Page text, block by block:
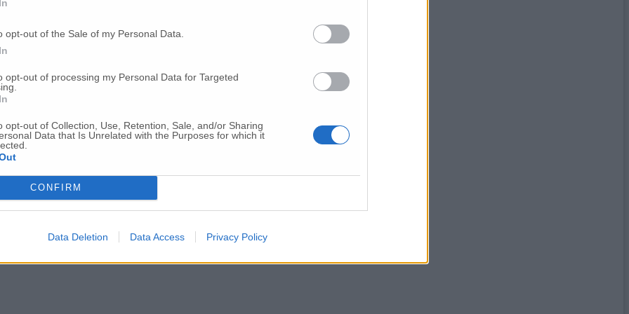
opt-out of the Sale of my Personal Data.
opt-out of processing my Personal Data for Targeted
opt-out of Collection, Use, Retention, Sale, and/or Sharing
Data that Is Unrelated with the Purposes for which it
CONFIRM
Data Deletion Data Access Privacy Policy
l’isolamento dei positivi
quelli nell’Anconetano
per l’umanità»
positivi al Covid